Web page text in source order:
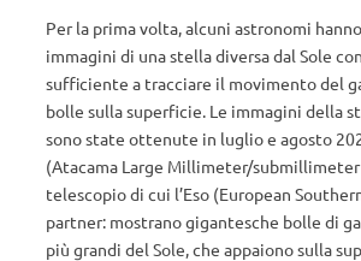
Per la prima volta, alcuni astronomi
immagini di una stella diversa dal Sole
sufficiente a tracciare il movimento del
bolle sulla superficie. Le immagini della
sono state ottenute in luglio e agosto
(Atacama Large Millimeter/submillimeter
telescopio di cui l’Eso (European
partner: mostrano gigantesche bolle di
più grandi del Sole, che appaiono sulla